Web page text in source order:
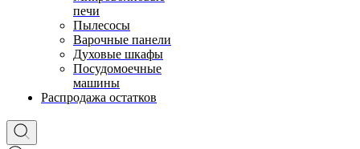
печи
Пылесосы
Варочные панели
Духовые шкафы
Посудомоечные
машины
Распродажа остатков